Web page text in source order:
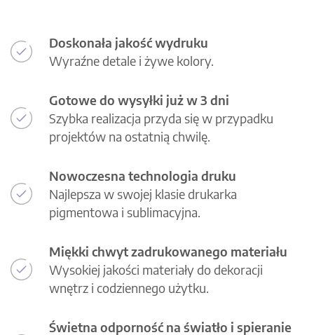
Doskonała jakość wydruku
Wyraźne detale i żywe kolory.
Gotowe do wysyłki już w 3 dni
Szybka realizacja przyda się w przypadku
projektów na ostatnią chwilę.
Nowoczesna technologia druku
Najlepsza w swojej klasie drukarka
pigmentowa i sublimacyjna.
Miękki chwyt zadrukowanego materiału
Wysokiej jakości materiały do dekoracji
wnętrz i codziennego użytku.
Świetna odporność na światło i spieranie